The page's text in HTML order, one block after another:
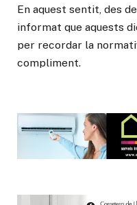
En aquest sentit, des
informat que aquests
per recordar la
compliment.